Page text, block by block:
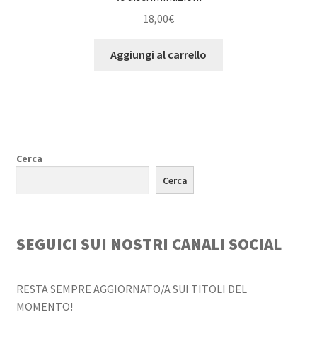
18,00€
Aggiungi al carrello
Cerca
Cerca
SEGUICI SUI NOSTRI CANALI SOCIAL
RESTA SEMPRE AGGIORNATO/A SUI TITOLI DEL
MOMENTO!